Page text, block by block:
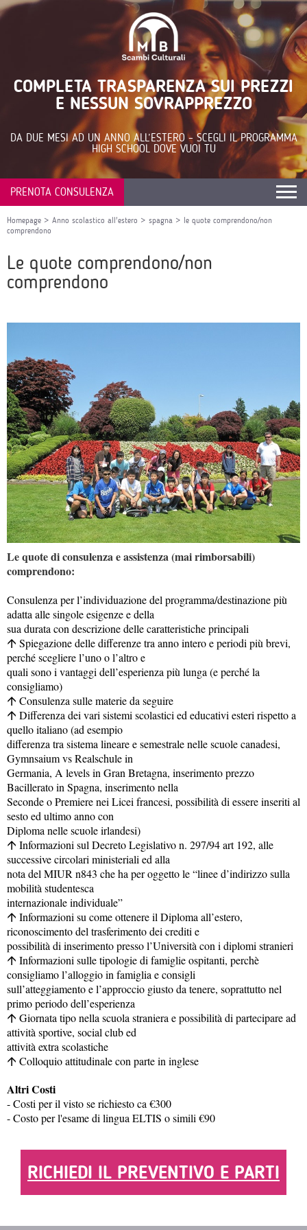
COMPLETA TRASPARENZA SUI PREZZI
E NESSUN SOVRAPPREZZO
DA DUE MESI AD UN ANNO ALL’ESTERO – SCEGLI IL PROGRAMMA
HIGH SCHOOL DOVE VUOI TU
PRENOTA CONSULENZA
Homepage > Anno scolastico all'estero > spagna > le quote comprendono/non
comprendono
Le quote comprendono/non
comprendono
Le quote di consulenza e assistenza (mai rimborsabili)
comprendono:
Consulenza per l’individuazione del programma/destinazione più
adatta alle singole esigenze e della
sua durata con descrizione delle caratteristiche principali
· Spiegazione delle differenze tra anno intero e periodi più brevi,
perché scegliere l’uno o l’altro e
quali sono i vantaggi dell’esperienza più lunga (e perché la
consigliamo)
· Consulenza sulle materie da seguire
· Differenza dei vari sistemi scolastici ed educativi esteri rispetto a
quello italiano (ad esempio
differenza tra sistema lineare e semestrale nelle scuole canadesi,
Gymnsaium vs Realschule in
Germania, A levels in Gran Bretagna, inserimento prezzo
Bacillerato in Spagna, inserimento nella
Seconde o Premiere nei Licei francesi, possibilità di essere inseriti al
sesto ed ultimo anno con
Diploma nelle scuole irlandesi)
· Informazioni sul Decreto Legislativo n. 297/94 art 192, alle
successive circolari ministeriali ed alla
nota del MIUR n843 che ha per oggetto le “linee d’indirizzo sulla
mobilità studentesca
internazionale individuale”
· Informazioni su come ottenere il Diploma all’estero,
riconoscimento del trasferimento dei crediti e
possibilità di inserimento presso l’Università con i diplomi stranieri
· Informazioni sulle tipologie di famiglie ospitanti, perchè
consigliamo l’alloggio in famiglia e consigli
sull’atteggiamento e l’approccio giusto da tenere, soprattutto nel
primo periodo dell’esperienza
· Giornata tipo nella scuola straniera e possibilità di partecipare ad
attività sportive, social club ed
attività extra scolastiche
· Colloquio attitudinale con parte in inglese
Altri Costi
- Costi per il visto se richiesto ca €300
- Costo per l'esame di lingua ELTIS o simili €90
RICHIEDI IL PREVENTIVO E PARTI